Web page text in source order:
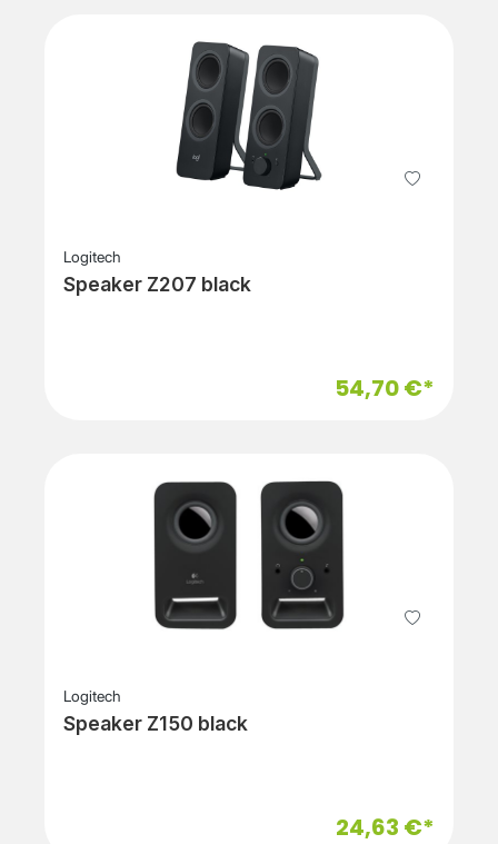
Logitech
Speaker Z207 black
54,70 €*
Logitech
Speaker Z150 black
24,63 €*